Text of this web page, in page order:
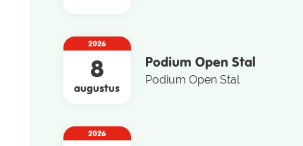
2026
8
augustus
Podium Open Stal
Podium Open Stal
2026